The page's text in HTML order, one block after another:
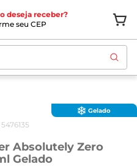
deseja receber?
seu CEP
Gelado
5476135
Absolutely Zero
Gelado